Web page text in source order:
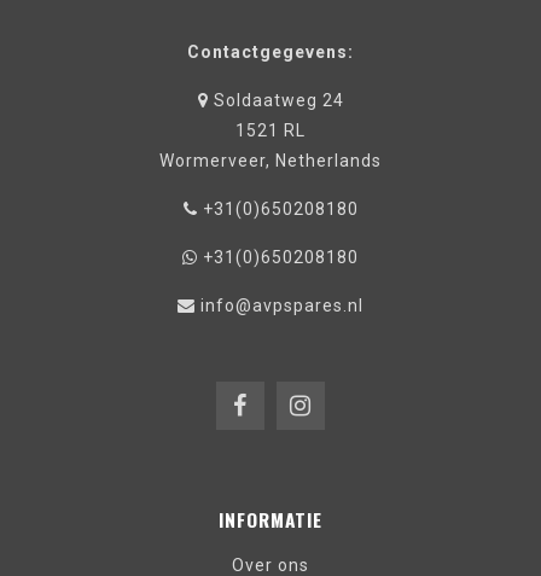
Contactgegevens:
Soldaatweg 24
1521 RL
Wormerveer, Netherlands
+31(0)650208180
+31(0)650208180
info@avpspares.nl
INFORMATIE
Over ons